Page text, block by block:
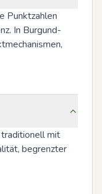
Punktzahlen
In Burgund-
traditionell mit
begrenzter